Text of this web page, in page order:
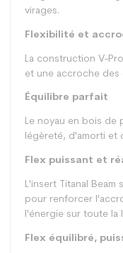
virages.
Flexibilité et
La construction V-
et une accroche des
Équilibre parfait
Le noyau en bois de
légèreté, d'amorti et
Flex puissant et
L'insert Titanal
pour renforcer
l'énergie sur toute la
Flex équilibré,